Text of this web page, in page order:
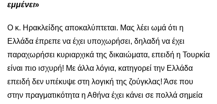
εμμένει»
Ο κ. Ηρακλείδης αποκαλύπτεται. Μας λέει ωμά ότι η
Ελλάδα έπρεπε να έχει υποχωρήσει, δηλαδή να έχει
παραχωρήσει κυριαρχικά της δικαιώματα, επειδή η Τουρκία
είναι πιο ισχυρή! Με άλλα λόγια, κατηγορεί την Ελλάδα
επειδή δεν υπέκυψε στη λογική της ζούγκλας! Άσε που
στην πραγματικότητα η Αθήνα έχει κάνει σε πολλά σημεία